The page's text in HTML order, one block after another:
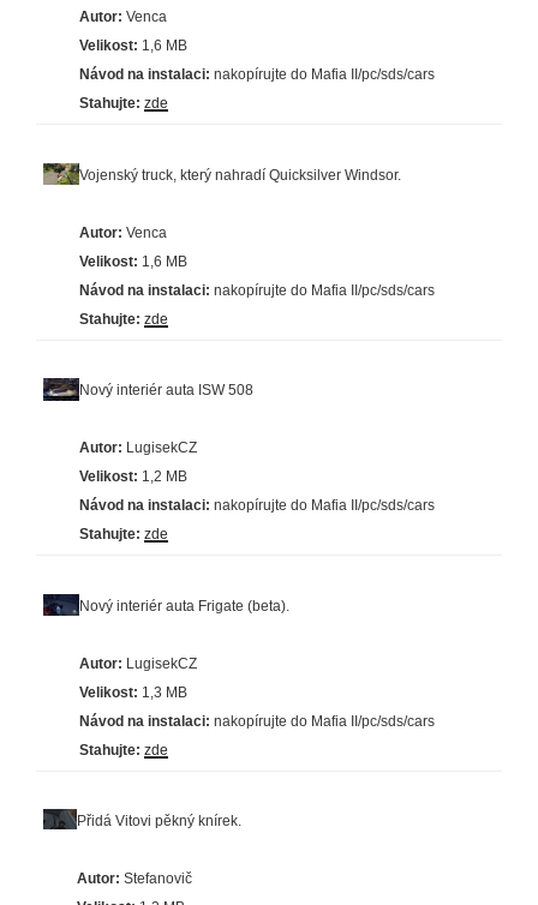
Autor: Venca
Velikost: 1,6 MB
Návod na instalaci: nakopírujte do Mafia II/pc/sds/cars
Stahujte: zde
Vojenský truck, který nahradí Quicksilver Windsor.
Autor: Venca
Velikost: 1,6 MB
Návod na instalaci: nakopírujte do Mafia II/pc/sds/cars
Stahujte: zde
Nový interiér auta ISW 508
Autor: LugisekCZ
Velikost: 1,2 MB
Návod na instalaci: nakopírujte do Mafia II/pc/sds/cars
Stahujte: zde
Nový interiér auta Frigate (beta).
Autor: LugisekCZ
Velikost: 1,3 MB
Návod na instalaci: nakopírujte do Mafia II/pc/sds/cars
Stahujte: zde
Přidá Vitovi pěkný knírek.
Autor: Stefanovič